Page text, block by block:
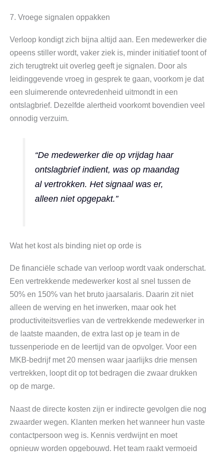
7. Vroege signalen oppakken
Verloop kondigt zich bijna altijd aan. Een medewerker die
opeens stiller wordt, vaker ziek is, minder initiatief toont of
zich terugtrekt uit overleg geeft je signalen. Door als
leidinggevende vroeg in gesprek te gaan, voorkom je dat
een sluimerende ontevredenheid uitmondt in een
ontslagbrief. Dezelfde alertheid voorkomt bovendien veel
onnodig verzuim.
“De medewerker die op vrijdag haar
ontslagbrief indient, was op maandag
al vertrokken. Het signaal was er,
alleen niet opgepakt.”
Wat het kost als binding niet op orde is
De financiële schade van verloop wordt vaak onderschat.
Een vertrekkende medewerker kost al snel tussen de
50% en 150% van het bruto jaarsalaris. Daarin zit niet
alleen de werving en het inwerken, maar ook het
productiviteitsverlies van de vertrekkende medewerker in
de laatste maanden, de extra last op je team in de
tussenperiode en de leertijd van de opvolger. Voor een
MKB-bedrijf met 20 mensen waar jaarlijks drie mensen
vertrekken, loopt dit op tot bedragen die zwaar drukken
op de marge.
Naast de directe kosten zijn er indirecte gevolgen die nog
zwaarder wegen. Klanten merken het wanneer hun vaste
contactpersoon weg is. Kennis verdwijnt en moet
opnieuw worden opgebouwd. Het team raakt vermoeid